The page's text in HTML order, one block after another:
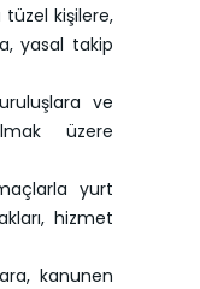
tüzel kişilere,
yasal takip
ve
üzere
yurt
hizmet
kanunen